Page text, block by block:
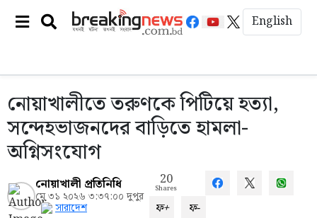
English
নোয়াখালীতে তরুণকে পিটিয়ে হত্যা,
সন্দেহভাজনদের বাড়িতে হামলা-
অগ্নিসংযোগ
নোয়াখালী প্রতিনিধি
মে ৩১ ২০২৬ ৩:৩৭:০০ দুপুর
সারাদেশ
20
Shares
ফ+ ফ-